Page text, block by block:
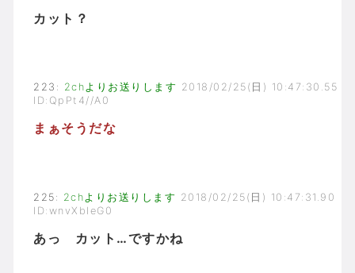
カット？
223 : 2chよりお送りします 2018/02/25(日) 10:47:30.55
ID:QpPt4//A0
まぁそうだな
225 : 2chよりお送りします 2018/02/25(日) 10:47:31.90
ID:wnvXbIeG0
あっ カット…ですかね